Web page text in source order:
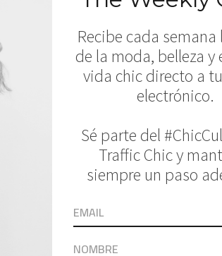
aumentado entre un 30 y un
viviendo encerradas con
y colegas. Las
signos pueden
tiene como objetivo
la investigación
educar al menos a 2
internacionales; y
el lugar de trabajo.